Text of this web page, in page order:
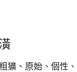
獷、原始、個性